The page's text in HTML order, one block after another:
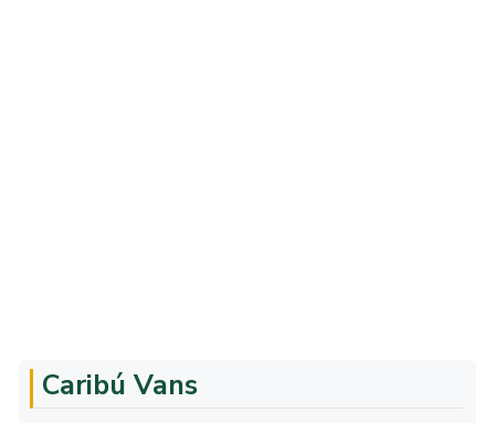
Caribú Vans